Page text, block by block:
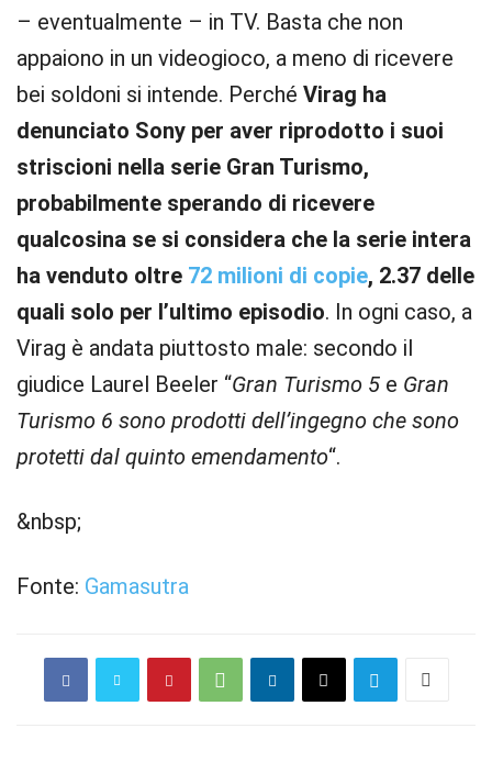
– eventualmente – in TV. Basta che non
appaiono in un videogioco, a meno di ricevere
bei soldoni si intende. Perché Virag ha
denunciato Sony per aver riprodotto i suoi
striscioni nella serie Gran Turismo,
probabilmente sperando di ricevere
qualcosina se si considera che la serie intera
ha venduto oltre 72 milioni di copie, 2.37 delle
quali solo per l’ultimo episodio. In ogni caso, a
Virag è andata piuttosto male: secondo il
giudice Laurel Beeler “Gran Turismo 5 e Gran
Turismo 6 sono prodotti dell’ingegno che sono
protetti dal quinto emendamento“.
&nbsp;
Fonte: Gamasutra